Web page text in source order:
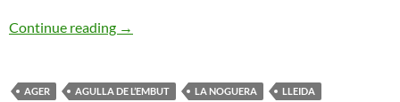
Continue reading La Chica Sin Voz. Ager
→
AGER AGULLA DE L’EMBUT LA NOGUERA
LLEIDA